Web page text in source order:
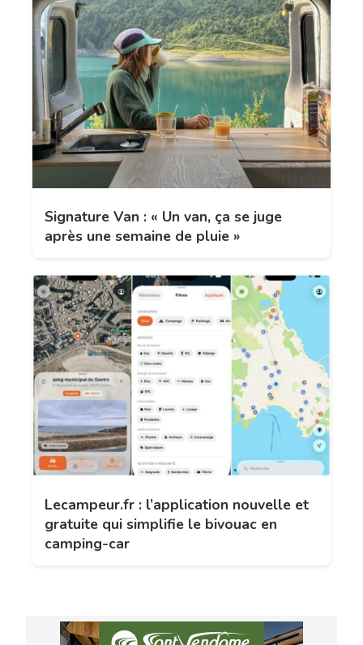
Signature Van : « Un van, ça se juge
après une semaine de pluie »
Lecampeur.fr : l’application nouvelle et
gratuite qui simplifie le bivouac en
camping-car